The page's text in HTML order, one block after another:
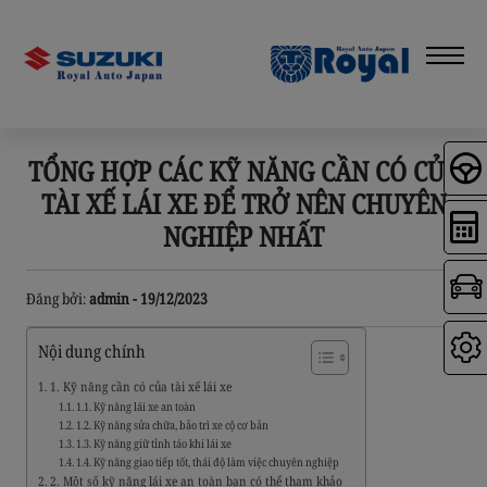
TỔNG HỢP CÁC KỸ NĂNG CẦN CÓ CỦA
TÀI XẾ LÁI XE ĐỂ TRỞ NÊN CHUYÊN
NGHIỆP NHẤT
Đăng bởi:admin - 19/12/2023
Nội dung chính
1. Kỹ năng cần có của tài xế lái xe
1.1. Kỹ năng lái xe an toàn
1.2. Kỹ năng sửa chữa, bảo trì xe cộ cơ bản
1.3. Kỹ năng giữ tỉnh táo khi lái xe
1.4. Kỹ năng giao tiếp tốt, thái độ làm việc chuyên nghiệp
2. Một số kỹ năng lái xe an toàn bạn có thể tham khảo